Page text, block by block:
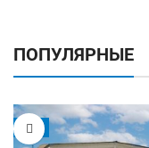
ПОПУЛЯРНЫЕ
-5%